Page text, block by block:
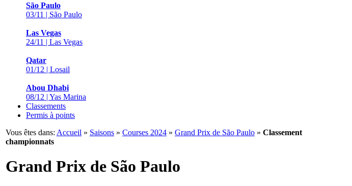
São Paulo
03/11 | São Paulo
Las Vegas
24/11 | Las Vegas
Qatar
01/12 | Losail
Abou Dhabi
08/12 | Yas Marina
Classements
Permis à points
Vous êtes dans: Accueil » Saisons » Courses 2024 » Grand Prix de São Paulo » Classement
championnats
Grand Prix de São Paulo